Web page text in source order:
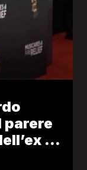
parere
di